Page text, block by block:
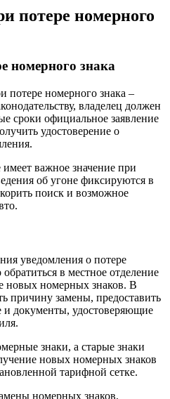
потере номерного
номерного знака
потере номерного знака –
владелец должен
сроки официальное заявление
удостоверение о
важное значение при
об угоне фиксируются в
поиск и возможное
уведомления о потере
в местное отделение
новых номерных знаков. В
причину замены, предоставить
и документы, удостоверяющие
знаки, а старые знаки
новых номерных знаков
тарифной сетке.
номерных знаков,